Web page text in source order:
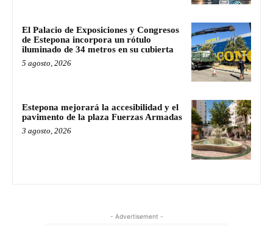
El Palacio de Exposiciones y Congresos
de Estepona incorpora un rótulo
iluminado de 34 metros en su cubierta
5 agosto, 2026
Estepona mejorará la accesibilidad y el
pavimento de la plaza Fuerzas Armadas
3 agosto, 2026
- Advertisement -